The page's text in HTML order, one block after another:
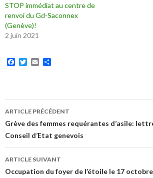
STOP immédiat au centre de
renvoi du Gd-Saconnex
(Genève)!
2 juin 2021
F
o
o
T
e
r
E
g
e
Navigation
des
articles
ARTICLE PRÉCÉDENT
Grève des femmes requérantes d’asile:
Conseil d’Etat genevois
ARTICLE SUIVANT
Occupation du foyer de l’étoile le 17